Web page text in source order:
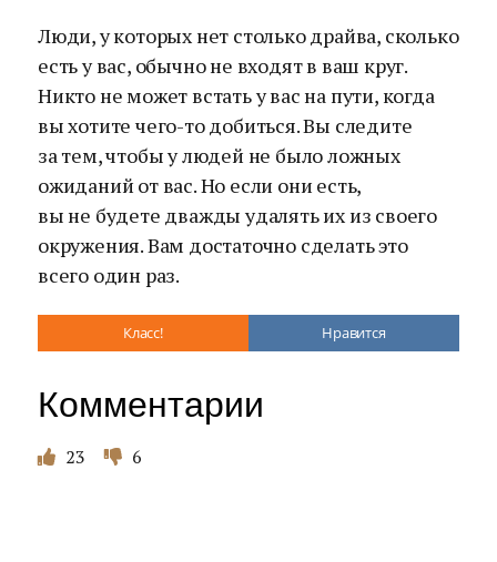
Люди, у которых нет столько драйва, сколько
есть у вас, обычно не входят в ваш круг.
Никто не может встать у вас на пути, когда
вы хотите чего-то добиться. Вы следите
за тем, чтобы у людей не было ложных
ожиданий от вас. Но если они есть,
вы не будете дважды удалять их из своего
окружения. Вам достаточно сделать это
всего один раз.
Класс! Нравится
Комментарии
23 6